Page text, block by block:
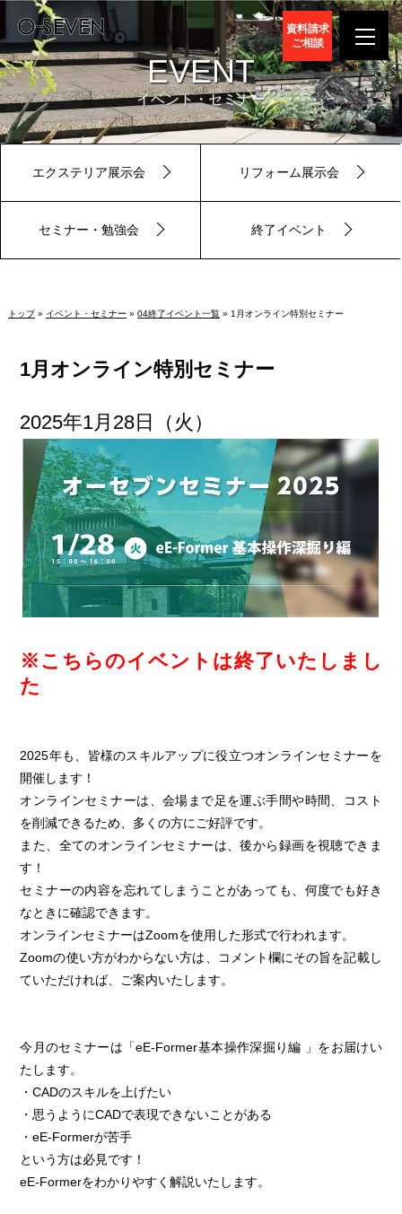
資料請求
ご相談
EVENT
イベント・セミナー
エクステリア展示会 リフォーム展示会
セミナー・勉強会 終了イベント
トップ» イベント・セミナー » 04終了イベント一覧» 1月オンライン特別セミナー
1月オンライン特別セミナー
2025年1月28日（火）
※こちらのイベントは終了いたしまし
た
2025年も、皆様のスキルアップに役立つオンラインセミナーを
開催します！
オンラインセミナーは、会場まで足を運ぶ手間や時間、コスト
を削減できるため、多くの方にご好評です。
また、全てのオンラインセミナーは、後から録画を視聴できま
す！
セミナーの内容を忘れてしまうことがあっても、何度でも好き
なときに確認できます。
オンラインセミナーはZoomを使用した形式で行われます。
Zoomの使い方がわからない方は、コメント欄にその旨を記載し
ていただければ、ご案内いたします。
今月のセミナーは「eE-Former基本操作深掘り編 」をお届けい
たします。
・CADのスキルを上げたい
・思うようにCADで表現できないことがある
・eE-Formerが苦手
という方は必見です！
eE-Formerをわかりやすく解説いたします。